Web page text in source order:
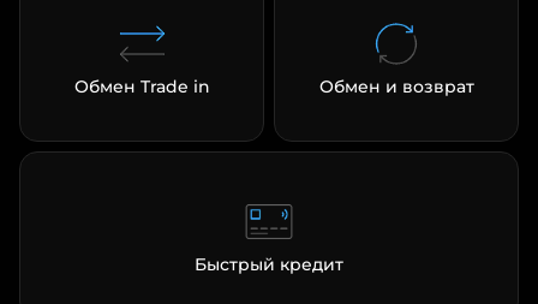
Обмен Trade in Обмен и возврат
Быстрый кредит